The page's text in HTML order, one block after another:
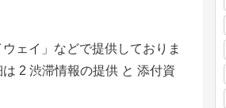
ェイ」などで提供しておりま
2 渋滞情報の提供 と 添付資